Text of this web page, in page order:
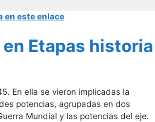
en este enlace
Etapas historia
En ella se vieron implicadas la
potencias, agrupadas en dos
Mundial y las potencias del eje.